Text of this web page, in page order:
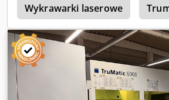
podłączona do prądu do 09.07.2026!
pochodzą z karty katalogowej
gwarantuje poprawności danych
dołączona do ogłoszenia): SZCZEGÓŁY
Przesuw w osi X: 3 050 mm Przesuw w
Maks. grubość blachy: 8 mm Maks. siła
Codpeza Urgofx Am Rorf Maks. masa
elementu: 230 kg
Wykrawarki laserowe